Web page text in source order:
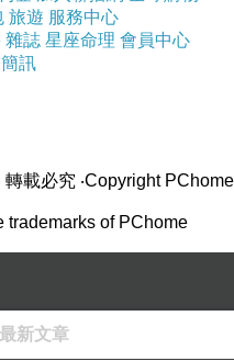
.聽…絲另人看人楚看
臟無力感中醫推薦
醫診所 員林味覺異常
神經失調症狀診所
診所 草屯大量出汗治
費診所
旅遊 服務中心
雜誌 星座命理 會員中心
訊
轉載必究 ‧Copyright PChome
trademarks of PChome
最新文章